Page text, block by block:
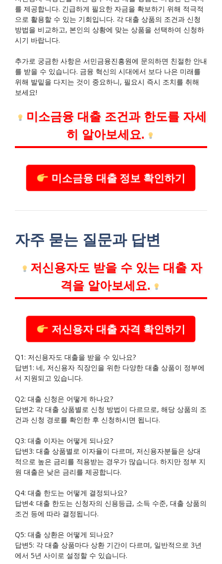
를 제공합니다. 긴급하게 필요한 자금을 확보하기 위해 적극적
으로 활용할 수 있는 기회입니다. 각 대출 상품의 조건과 신청
방법을 비교하고, 본인의 상황에 맞는 상품을 선택하여 신청하
시기 바랍니다.
추가로 궁금한 사항은 서민금융진흥원에 문의하면 친절한 안내
를 받을 수 있습니다. 금융 혁신의 시대에서 보다 나은 미래를
위해 발밑을 다지는 것이 중요하니, 필요시 즉시 조치를 취해
보세요!
미소금융 대출 조건과 한도를 자세
히 알아보세요.
미소금융 대출 정보 확인하기
자주 묻는 질문과 답변
저신용자도 받을 수 있는 대출 자
격을 알아보세요.
저신용자 대출 자격 확인하기
Q1: 저신용자도 대출을 받을 수 있나요?
답변1: 네, 저신용자 직장인을 위한 다양한 대출 상품이 정부에
서 지원되고 있습니다.
Q2: 대출 신청은 어떻게 하나요?
답변2: 각 대출 상품별로 신청 방법이 다르므로, 해당 상품의 조
건과 신청 경로를 확인한 후 신청하시면 됩니다.
Q3: 대출 이자는 어떻게 되나요?
답변3: 대출 상품별로 이자율이 다르며, 저신용자분들은 상대
적으로 높은 금리를 적용받는 경우가 많습니다. 하지만 정부 지
원 대출은 낮은 금리를 제공합니다.
Q4: 대출 한도는 어떻게 결정되나요?
답변4: 대출 한도는 신청자의 신용등급, 소득 수준, 대출 상품의
조건 등에 따라 결정됩니다.
Q5: 대출 상환은 어떻게 되나요?
답변5: 각 대출 상품마다 상환 기간이 다르며, 일반적으로 3년
에서 5년 사이로 설정할 수 있습니다.